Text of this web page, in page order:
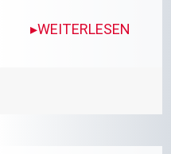
WEITERLESEN